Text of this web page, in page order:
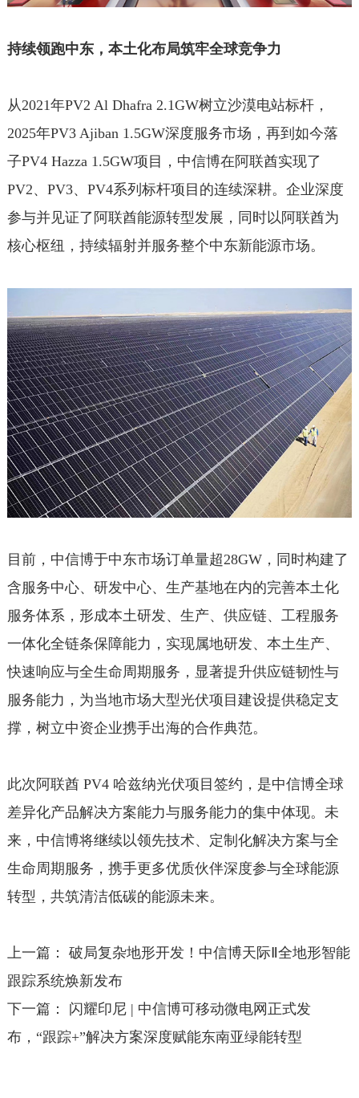
持续领跑中东，本土化布局筑牢全球竞争力
从2021年PV2 Al Dhafra 2.1GW树立沙漠电站标杆，
2025年PV3 Ajiban 1.5GW深度服务市场，再到如今落
子PV4 Hazza 1.5GW项目，中信博在阿联酋实现了
PV2、PV3、PV4系列标杆项目的连续深耕。企业深度
参与并见证了阿联酋能源转型发展，同时以阿联酋为
核心枢纽，持续辐射并服务整个中东新能源市场。
目前，中信博于中东市场订单量超28GW，同时构建了
含服务中心、研发中心、生产基地在内的完善本土化
服务体系，形成本土研发、生产、供应链、工程服务
一体化全链条保障能力，实现属地研发、本土生产、
快速响应与全生命周期服务，显著提升供应链韧性与
服务能力，为当地市场大型光伏项目建设提供稳定支
撑，树立中资企业携手出海的合作典范。
此次阿联酋 PV4 哈兹纳光伏项目签约，是中信博全球
差异化产品解决方案能力与服务能力的集中体现。未
来，中信博将继续以领先技术、定制化解决方案与全
生命周期服务，携手更多优质伙伴深度参与全球能源
转型，共筑清洁低碳的能源未来。
上一篇：
破局复杂地形开发！中信博天际Ⅱ全地形智能
跟踪系统焕新发布
下一篇：
闪耀印尼 | 中信博可移动微电网正式发
布，“跟踪+”解决方案深度赋能东南亚绿能转型